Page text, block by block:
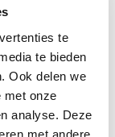
te
te bieden
Ook delen we
met onze
analyse. Deze
met andere
hele wereld. Dit
aan onze
de
terug te leiden
te voldoen
handel in